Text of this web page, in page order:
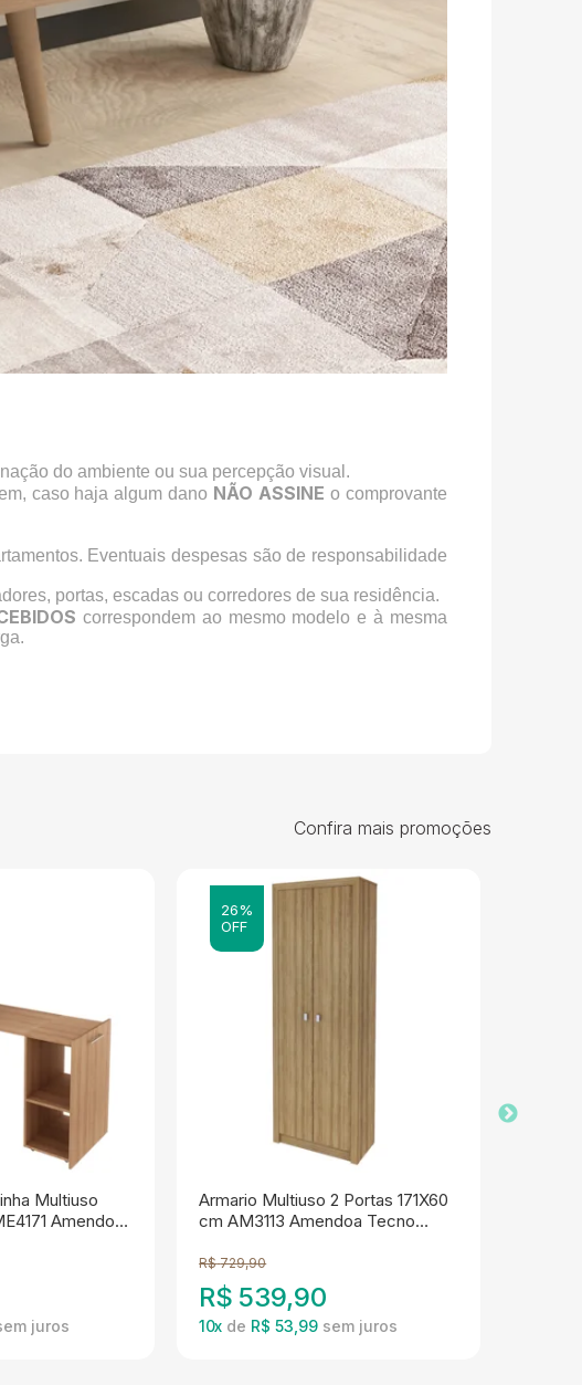
do ambiente ou sua percepção visual.
caso haja algum dano NÃO ASSINE o comprovante
Eventuais despesas são de responsabilidade
portas, escadas ou corredores de sua residência.
correspondem ao mesmo modelo e à mesma
Confira mais promoções
Multiuso
Amendoa
26%
OFF
Armario Multiuso 2 Portas 171X60
cm AM3113 Amendoa Tecno
R$ 729,90
R$ 539,90
10x de R$ 53,99